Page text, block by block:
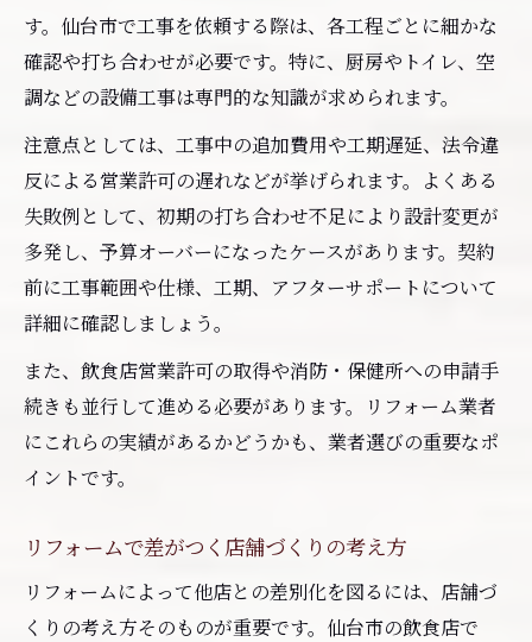
す。仙台市で工事を依頼する際は、各工程ごとに細かな
確認や打ち合わせが必要です。特に、厨房やトイレ、空
調などの設備工事は専門的な知識が求められます。
注意点としては、工事中の追加費用や工期遅延、法令違
反による営業許可の遅れなどが挙げられます。よくある
失敗例として、初期の打ち合わせ不足により設計変更が
多発し、予算オーバーになったケースがあります。契約
前に工事範囲や仕様、工期、アフターサポートについて
詳細に確認しましょう。
また、飲食店営業許可の取得や消防・保健所への申請手
続きも並行して進める必要があります。リフォーム業者
にこれらの実績があるかどうかも、業者選びの重要なポ
イントです。
リフォームで差がつく店舗づくりの考え方
リフォームによって他店との差別化を図るには、店舗づ
くりの考え方そのものが重要です。仙台市の飲食店で